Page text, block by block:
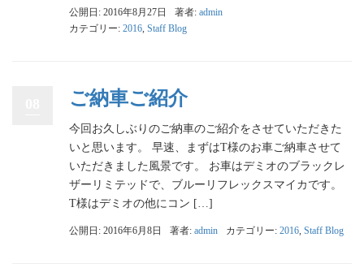
公開日: 2016年8月27日 著者: admin
カテゴリー: 2016, Staff Blog
ご納車ご紹介
今回お久しぶりのご納車のご紹介をさせていただきた
いと思います。 早速、まずはT様のお車ご納車させて
いただきました風景です。 お車はデミオのブラックレ
ザーリミテッドで、ブルーリフレックスマイカです。
T様はデミオの他にコン […]
公開日: 2016年6月8日 著者: admin カテゴリー: 2016 Staff Blog